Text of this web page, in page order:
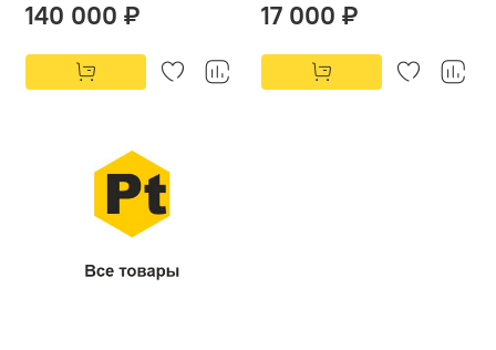
140 000 ₽ 17 000 ₽